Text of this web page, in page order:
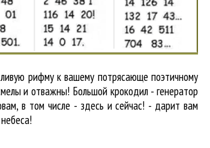
рифму к вашему потрясающе поэтичному
и отважны! Большой крокодил - генератор
в том числе - здесь и сейчас! - дарит вам